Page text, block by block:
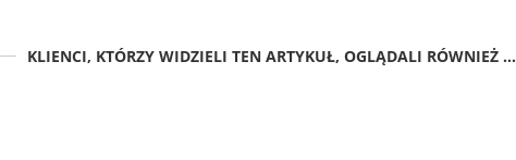
KLIENCI, KTÓRZY WIDZIELI TEN ARTYKUŁ, OGLĄDALI RÓWNIEŻ ...